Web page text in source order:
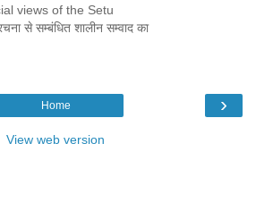
views of the Setu
से सम्बंधित शालीन सम्वाद का
›
Home
View web version